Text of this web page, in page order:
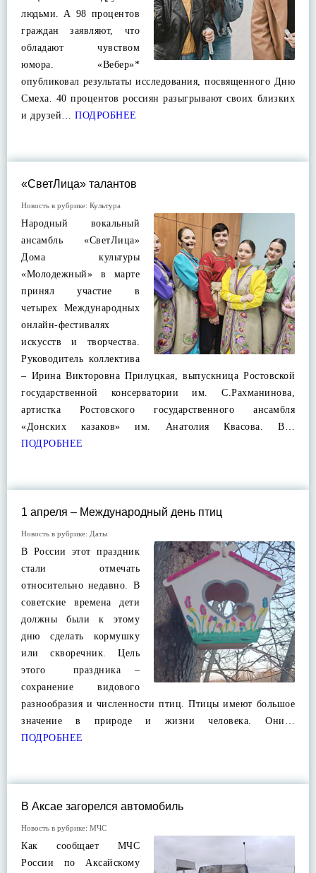
людьми. А 98 процентов
граждан заявляют, что
обладают чувством
юмора. «Вебер»*
опубликовал результаты исследования, посвященного Дню
Смеха. 40 процентов россиян разыгрывают своих близких
и друзей… ПОДРОБНЕЕ
«СветЛица» талантов
Новость в рубрике: Культура
Народный вокальный
ансамбль «СветЛица»
Дома культуры
«Молодежный» в марте
принял участие в
четырех Международных
онлайн-фестивалях
искусств и творчества.
Руководитель коллектива
– Ирина Викторовна Прилуцкая, выпускница Ростовской
государственной консерватории им. С.Рахманинова,
артистка Ростовского государственного ансамбля
«Донских казаков» им. Анатолия Квасова. В…
ПОДРОБНЕЕ
1 апреля – Международный день птиц
Новость в рубрике: Даты
В России этот праздник
стали отмечать
относительно недавно. В
советские времена дети
должны были к этому
дню сделать кормушку
или скворечник. Цель
этого праздника –
сохранение видового
разнообразия и численности птиц. Птицы имеют большое
значение в природе и жизни человека. Они…
ПОДРОБНЕЕ
В Аксае загорелся автомобиль
Новость в рубрике: МЧС
Как сообщает МЧС
России по Аксайскому